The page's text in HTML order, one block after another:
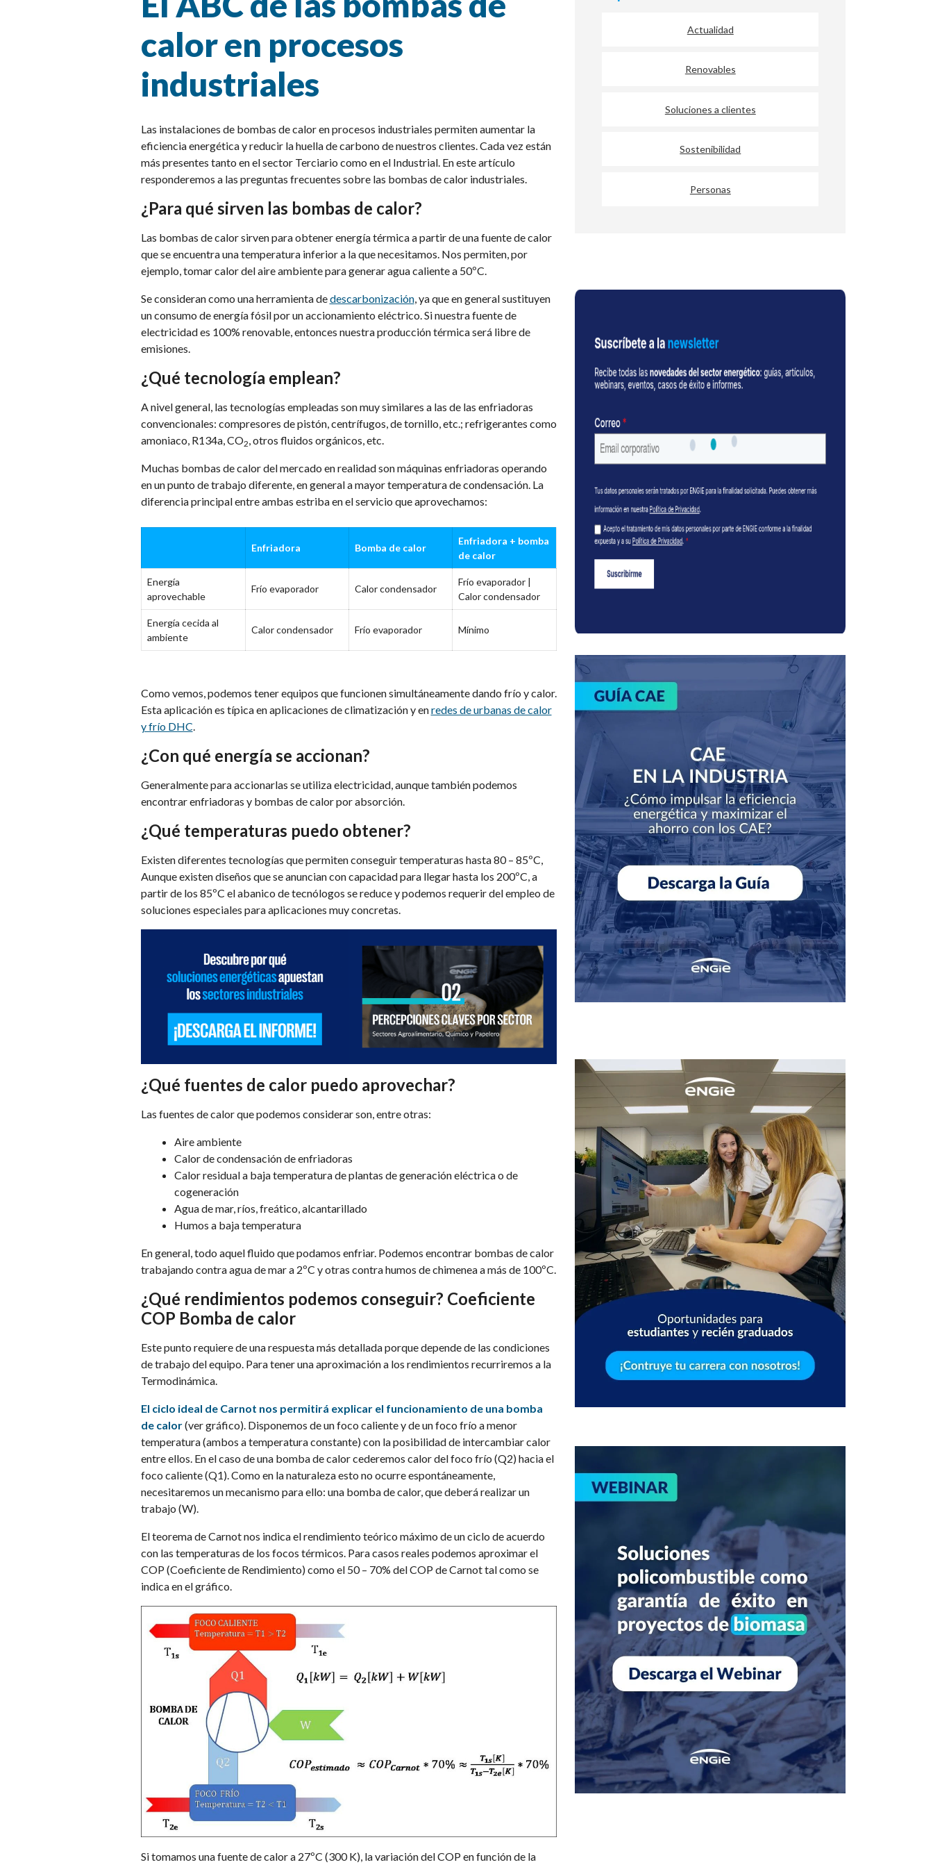
calor en procesos
industriales
Las instalaciones de bombas de calor en procesos industriales permiten aumentar la
eficiencia energética y reducir la huella de carbono de nuestros clientes. Cada vez están
más presentes tanto en el sector Terciario como en el Industrial. En este artículo
responderemos a las preguntas frecuentes sobre las bombas de calor industriales.
¿Para qué sirven las bombas de calor?
Las bombas de calor sirven para obtener energía térmica a partir de una fuente de calor
que se encuentra una temperatura inferior a la que necesitamos. Nos permiten, por
ejemplo, tomar calor del aire ambiente para generar agua caliente a 50ºC.
Se consideran como una herramienta dedescarbonización, ya que en general sustituyen
un consumo de energía fósil por un accionamiento eléctrico. Si nuestra fuente de
electricidad es 100% renovable, entonces nuestra producción térmica será libre de
emisiones.
¿Qué tecnología emplean?
A nivel general, las tecnologías empleadas son muy similares a las de las enfriadoras
convencionales: compresores de pistón, centrífugos, de tornillo, etc.; refrigerantes como
amoniaco, R134a, CO2, otros fluidos orgánicos, etc.
Muchas bombas de calor del mercado en realidad son máquinas enfriadoras operando
en un punto de trabajo diferente, en general a mayor temperatura de condensación. La
diferencia principal entre ambas estriba en el servicio que aprovechamos:
Enfriadora Bomba de calor
Enfriadora + bomba
de calor
Energía
aprovechable
Frío evaporador Calor condensador
Frío evaporador |
Calor condensador
Energía cecida al
ambiente
Calor condensador Frío evaporador Mínimo
Como vemos, podemos tener equipos que funcionen simultáneamente dando frío y calor.
Esta aplicación es típica en aplicaciones de climatización y enredes de urbanas de calor
y frío DHC.
¿Con qué energía se accionan?
Generalmente para accionarlas se utiliza electricidad, aunque también podemos
encontrar enfriadoras y bombas de calor por absorción.
¿Qué temperaturas puedo obtener?
Existen diferentes tecnologías que permiten conseguir temperaturas hasta 80 – 85ºC,
Aunque existen diseños que se anuncian con capacidad para llegar hasta los 200ºC, a
partir de los 85ºC el abanico de tecnólogos se reduce y podemos requerir del empleo de
soluciones especiales para aplicaciones muy concretas.
¿Qué fuentes de calor puedo aprovechar?
Las fuentes de calor que podemos considerar son, entre otras:
Aire ambiente
Calor de condensación de enfriadoras
Calor residual a baja temperatura de plantas de generación eléctrica o de
cogeneración
Agua de mar, ríos, freático, alcantarillado
Humos a baja temperatura
En general, todo aquel fluido que podamos enfriar. Podemos encontrar bombas de calor
trabajando contra agua de mar a 2ºC y otras contra humos de chimenea a más de 100ºC.
¿Qué rendimientos podemos conseguir? Coeficiente
COP Bomba de calor
Este punto requiere de una respuesta más detallada porque depende de las condiciones
de trabajo del equipo. Para tener una aproximación a los rendimientos recurriremos a la
Termodinámica.
El ciclo ideal de Carnot nos permitirá explicar el funcionamiento de una bomba
de calor(ver gráfico). Disponemos de un foco caliente y de un foco frío a menor
temperatura (ambos a temperatura constante) con la posibilidad de intercambiar calor
entre ellos. En el caso de una bomba de calor cederemos calor del foco frío (Q2) hacia el
foco caliente (Q1). Como en la naturaleza esto no ocurre espontáneamente,
necesitaremos un mecanismo para ello: una bomba de calor, que deberá realizar un
trabajo (W).
El teorema de Carnot nos indica el rendimiento teórico máximo de un ciclo de acuerdo
con las temperaturas de los focos térmicos. Para casos reales podemos aproximar el
COP (Coeficiente de Rendimiento) como el 50 – 70% del COP de Carnot tal como se
indica en el gráfico.
Si tomamos una fuente de calor a 27ºC (300 K), la variación del COP en función de la
Actualidad
Renovables
Soluciones a clientes
Sostenibilidad
Personas